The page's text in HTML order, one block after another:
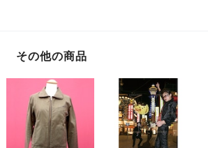
その他の商品